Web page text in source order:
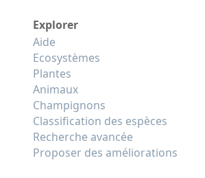
Explorer
Aide
Ecosystèmes
Plantes
Animaux
Champignons
Classification des espèces
Recherche avancée
Proposer des améliorations